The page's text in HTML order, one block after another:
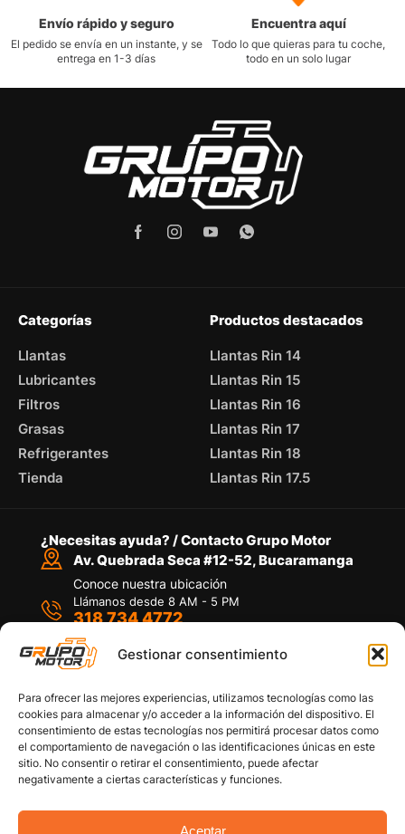
Gestionar consentimiento
Para ofrecer las mejores experiencias, utilizamos tecnologías como las
cookies para almacenar y/o acceder a la información del dispositivo. El
consentimiento de estas tecnologías nos permitirá procesar datos como
el comportamiento de navegación o las identificaciones únicas en este
sitio. No consentir o retirar el consentimiento, puede afectar
negativamente a ciertas características y funciones.
Aceptar
Envío rápido y seguro
El pedido se envía en un instante, y se
entrega en 1-3 días
Encuentra aquí
Todo lo que quieras para tu coche,
todo en un solo lugar
Categorías
Llantas
Lubricantes
Filtros
Grasas
Refrigerantes
Tienda
Productos destacados
Llantas Rin 14
Llantas Rin 15
Llantas Rin 16
Llantas Rin 17
Llantas Rin 18
Llantas Rin 17.5
¿Necesitas ayuda? / Contacto Grupo Motor
Av. Quebrada Seca #12-52, Bucaramanga
Conoce nuestra ubicación
Llámanos desde 8 AM - 5 PM
318 734 4772
Por medio de WhatsApp
Políticas de privacidad
Política de devoluciones y/o reembolsos